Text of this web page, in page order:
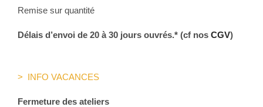
Remise sur quantité
Délais d’envoi de 20 à 30 jours ouvrés.* (cf nos CGV)
> INFO VACANCES
Fermeture des ateliers